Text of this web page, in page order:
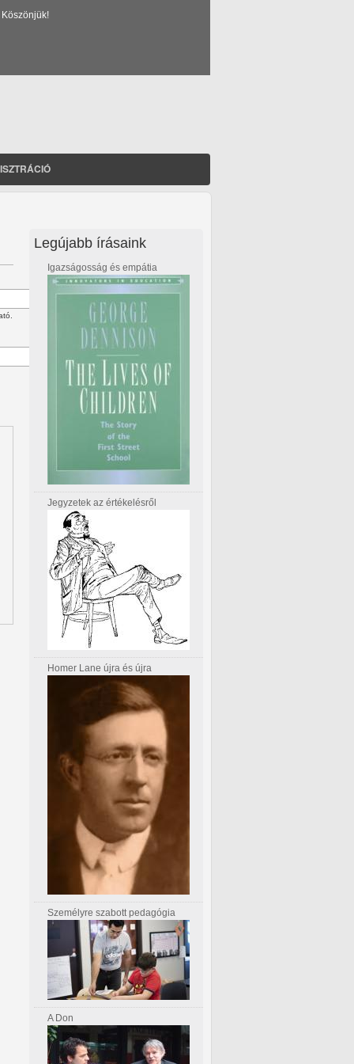
Legújabb írásaink
Igazságosság és empátia
Jegyzetek az értékelésről
Homer Lane újra és újra
Személyre szabott pedagógia
A Don